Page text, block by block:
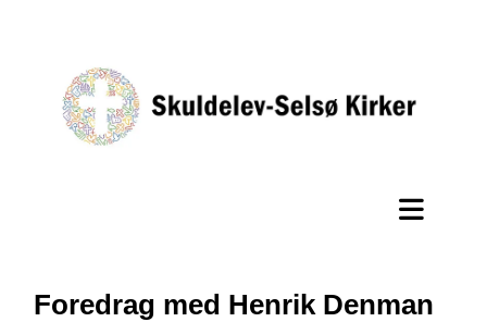
Foredrag med Henrik Denman